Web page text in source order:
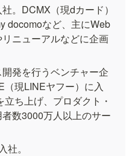
。DCMX（現dカード）
docomoなど、主にWeb
ニューアルなどに企画
発を行うベンチャー企
現LINEヤフー）に入
ち上げ、プロダクト・
数3000万人以上のサー
。